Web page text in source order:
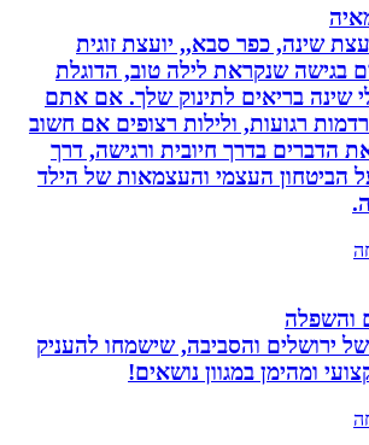
כפר סבא,, יועצת זוגית
שנקראת לילה טוב, הדוגלת
בריאים לתינוק שלך. אם אתם
רגועות, ולילות רצופים אם חשוב
בדרך חיובית ורגישה, דרך
העצמי והעצמאות של הילד
והסביבה, שישמחו להעניק
במגוון נושאים!